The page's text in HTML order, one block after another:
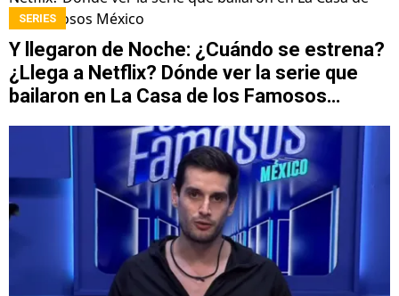
SERIES
Y llegaron de Noche: ¿Cuándo se estrena?
¿Llega a Netflix? Dónde ver la serie que
bailaron en La Casa de los Famosos